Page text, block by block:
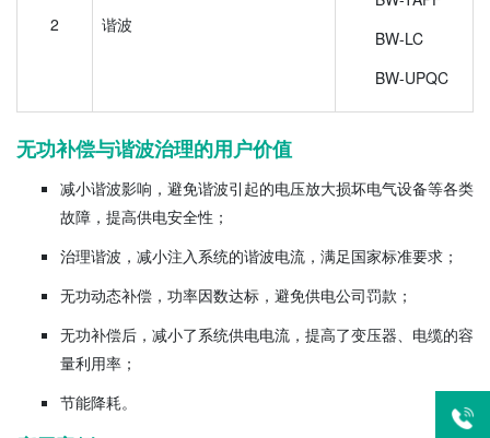
2 谐波
BW-LC
BW-UPQC
无功补偿与谐波治理的用户价值
减小谐波影响，避免谐波引起的电压放大损坏电气设备等各类
故障，提高供电安全性；
治理谐波，减小注入系统的谐波电流，满足国家标准要求；
无功动态补偿，功率因数达标，避免供电公司罚款；
无功补偿后，减小了系统供电电流，提高了变压器、电缆的容
量利用率；
节能降耗。